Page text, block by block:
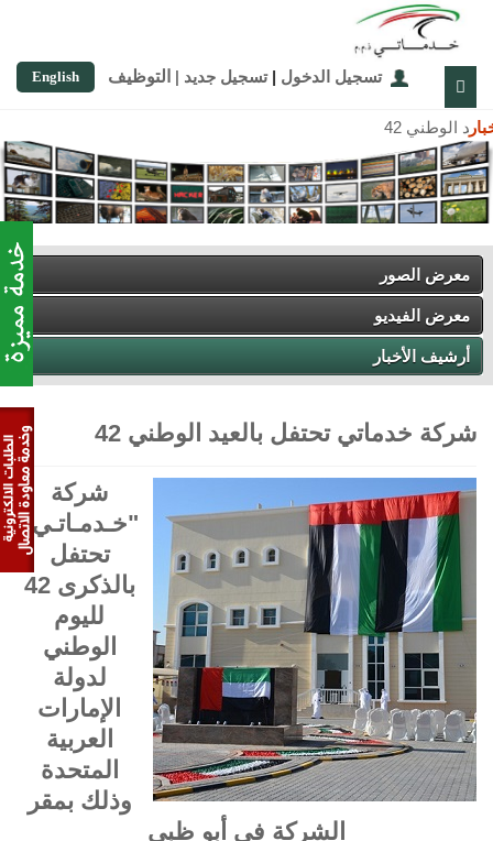
تسجيل الدخول | تسجيل جديد | التوظيف English
الوطني 42
معرض الصور
معرض الفيديو
أرشيف الأخبار
شركة خدماتي تحتفل بالعيد الوطني 42
شركة
"خـدمـاتـي"
تحتفل
بالذكرى 42
لليوم
الوطني
لدولة
الإمارات
العربية
المتحدة
وذلك بمقر
الشركة في أبو ظبي